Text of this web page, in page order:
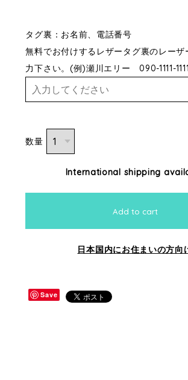
タグ裏：お名前、電話番号
無料でお付けするレザータグ裏のレーザ
力下さい。(例)瀬川エリー 090-1111-1111
数量
International shipping
Add to cart
日本国内にお住まいの方向
Save